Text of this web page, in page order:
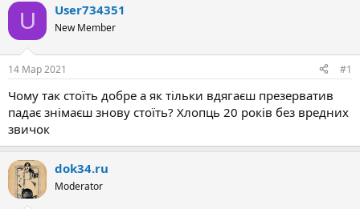
т
т
е
м
ы
т
а
н
а
а
U User734351
New Member
14 Мар 2021 #1
Чому так стоїть добре а як тільки вдягаєш презерватив
падає знімаєш знову стоїть? Хлопць 20 років без вредних
звичок
dok34.ru
Moderator